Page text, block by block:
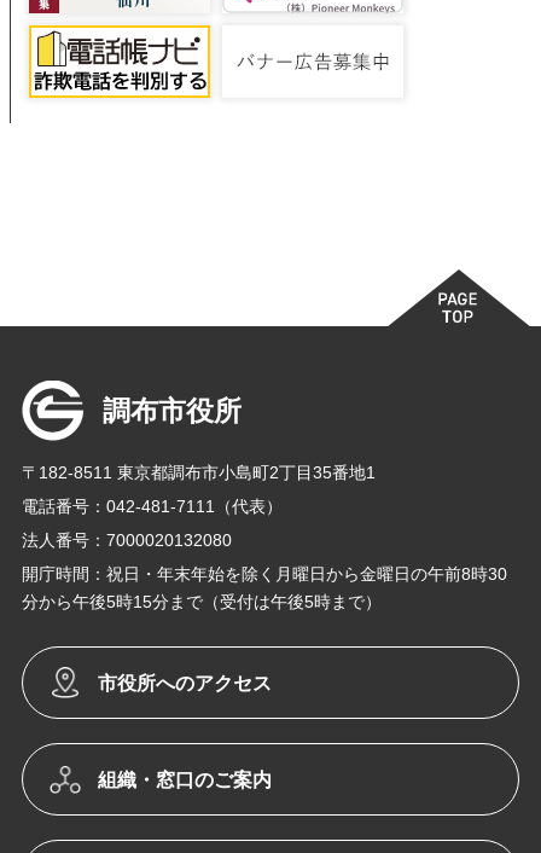
調布市役所
〒182-8511 東京都調布市小島町2丁目35番地1
電話番号：042-481-7111（代表）
法人番号：7000020132080
開庁時間：祝日・年末年始を除く月曜日から金曜日の午前8時30
分から午後5時15分まで（受付は午後5時まで）
市役所へのアクセス
組織・窓口のご案内